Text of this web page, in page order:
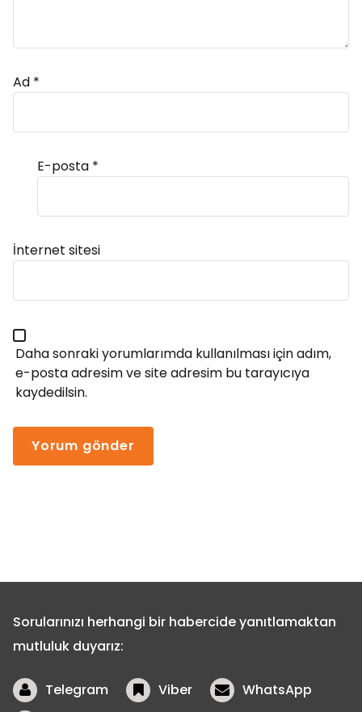
Ad *
E-posta *
İnternet sitesi
Daha sonraki yorumlarımda kullanılması için adım,
e-posta adresim ve site adresim bu tarayıcıya
kaydedilsin.
Alternative:
Sorularınızı herhangi bir habercide yanıtlamaktan
mutluluk duyarız:
Telegram Viber
WhatsApp